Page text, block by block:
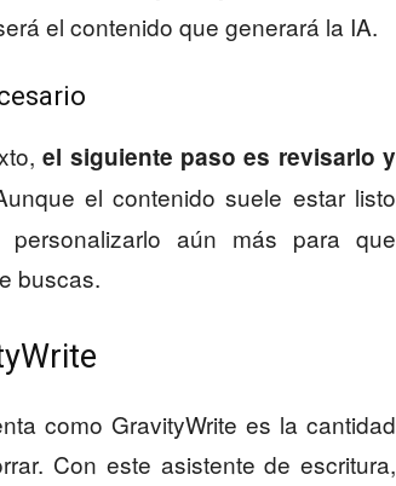
el contenido que generará la IA.
el siguiente paso es revisarlo y
el contenido suele estar listo
aún más para que
buscas.
como GravityWrite es la cantidad
Con este asistente de escritura,